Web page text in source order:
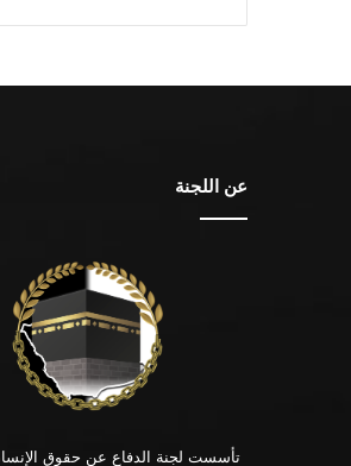
عن اللجنة
تأسست لجنة الدفاع عن حقوق